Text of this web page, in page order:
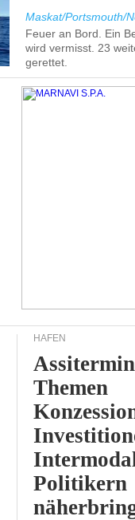
Maskat/Portsmouth/
Feuer an Bord. Ein
wird vermisst. 23
gerettet.
HÄFEN
Themen
Politikern